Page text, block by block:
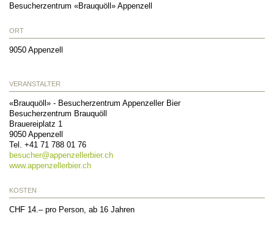
Besucherzentrum «Brauquöll» Appenzell
ORT
9050 Appenzell
VERANSTALTER
«Brauquöll» - Besucherzentrum Appenzeller Bier
Besucherzentrum Brauquöll
Brauereiplatz 1
9050 Appenzell
Tel. +41 71 788 01 76
besucher@appenzellerbier.ch
www.appenzellerbier.ch
KOSTEN
CHF 14.– pro Person, ab 16 Jahren